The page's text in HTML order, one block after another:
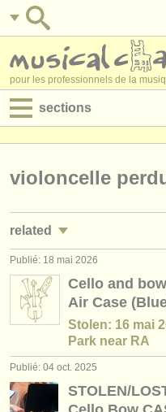
pour les professionnels de la
sections
jobs - administration
degree courses
stages/cours
concours/ prix
instruments à vendre
violoncelle
related
jobs - performance:
jobs - enseignement:
masterclass
stages/ cours: baroque
Publié: 18 mai 2026
Cello and
Air Case
Stolen: 16 mai
Park near RA
Publié: 04 oct. 2025
STOLEN/